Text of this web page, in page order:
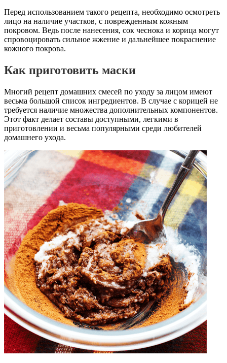
Перед использованием такого рецепта, необходимо осмотреть
лицо на наличие участков, с поврежденным кожным
покровом. Ведь после нанесения, сок чеснока и корица могут
спровоцировать сильное жжение и дальнейшее покраснение
кожного покрова.
Как приготовить маски
Многий рецепт домашних смесей по уходу за лицом имеют
весьма большой список ингредиентов. В случае с корицей не
требуется наличие множества дополнительных компонентов.
Этот факт делает составы доступными, легкими в
приготовлении и весьма популярными среди любителей
домашнего ухода.